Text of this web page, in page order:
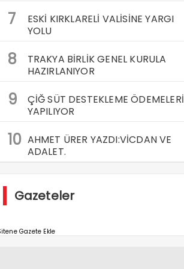
7
ESKİ KIRKLARELİ VALİSİNE YARGI
YOLU
8
TRAKYA BİRLİK GENEL KURULA
HAZIRLANIYOR
9
ÇİĞ SÜT DESTEKLEME ÖDEMELERİ
YAPILIYOR
10 AHMET ÜRER YAZDI:VİCDAN VE
ADALET.
Gazeteler
Gazete Ekle